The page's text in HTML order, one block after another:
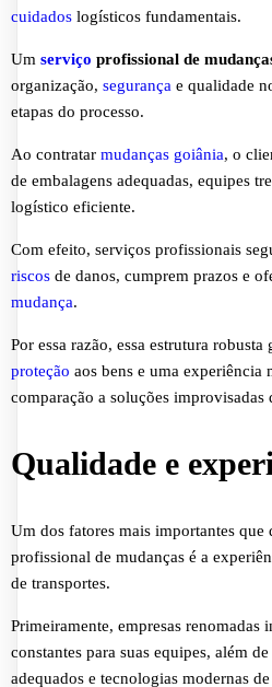
cuidados logísticos fundamentais.
Um serviço profissional de
organização, segurança e qualidade
etapas do processo.
Ao contratar mudanças goiânia, o
de embalagens adequadas, equipes
logístico eficiente.
Com efeito, serviços profissionais
riscos de danos, cumprem prazos e
mudança.
Por essa razão, essa estrutura
proteção aos bens e uma experiência
comparação a soluções improvisadas
Qualidade e
Um dos fatores mais importantes
profissional de mudanças é a
de transportes.
Primeiramente, empresas renomadas
constantes para suas equipes, além
adequados e tecnologias modernas